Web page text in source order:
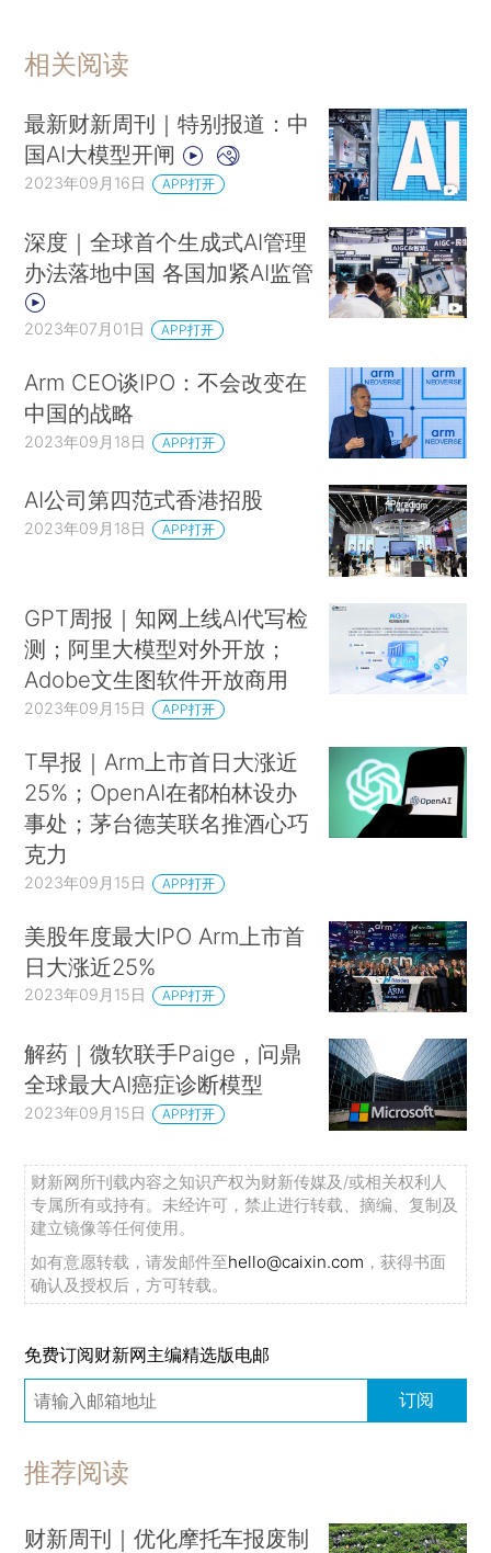
相关阅读
最新财新周刊｜特别报道：中
国AI大模型开闸
2023年09月16日 APP打开
深度｜全球首个生成式AI管理
办法落地中国 各国加紧AI监管
2023年07月01日 APP打开
Arm CEO谈IPO：不会改变在
中国的战略
2023年09月18日 APP打开
AI公司第四范式香港招股
2023年09月18日 APP打开
GPT周报｜知网上线AI代写检
测；阿里大模型对外开放；
Adobe文生图软件开放商用
2023年09月15日 APP打开
T早报｜Arm上市首日大涨近
25%；OpenAI在都柏林设办
事处；茅台德芙联名推酒心巧
克力
2023年09月15日 APP打开
美股年度最大IPO Arm上市首
日大涨近25%
2023年09月15日 APP打开
解药｜微软联手Paige，问鼎
全球最大AI癌症诊断模型
2023年09月15日 APP打开
财新网所刊载内容之知识产权为财新传媒及/或相关权利人
专属所有或持有。未经许可，禁止进行转载、摘编、复制及
建立镜像等任何使用。
如有意愿转载，请发邮件至hello@caixin.com ，获得书面
确认及授权后，方可转载。
免费订阅财新网主编精选版电邮
订阅
推荐阅读
财新周刊｜优化摩托车报废制